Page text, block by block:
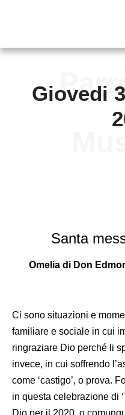
Giovedi
Santa
Omelia di Don
Ci sono situazioni e
familiare e sociale in cui
ringraziare Dio perché li
invece, in cui soffrendo
come ‘castigo’, o prova.
in questa celebrazione di
Dio per il 2020, o